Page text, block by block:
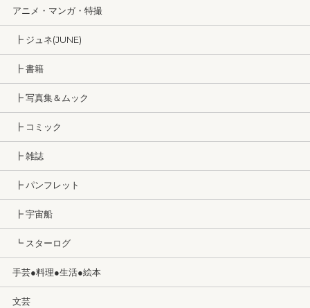
アニメ・マンガ・特撮
┣ ジュネ(JUNE)
┣ 書籍
┣ 写真集＆ムック
┣ コミック
┣ 雑誌
┣ パンフレット
┣ 宇宙船
┗ スターログ
手芸●料理●生活●絵本
文芸